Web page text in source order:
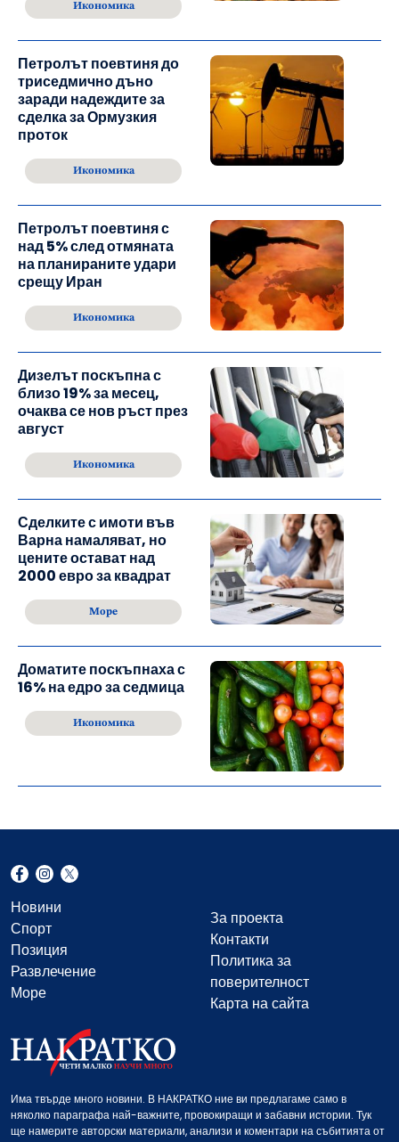
Икономика
Петролът поевтиня до
триседмично дъно
заради надеждите за
сделка за Ормузкия
проток
Икономика
Петролът поевтиня с
над 5% след отмяната
на планираните удари
срещу Иран
Икономика
Дизелът поскъпна с
близо 19% за месец,
очаква се нов ръст през
август
Икономика
Сделките с имоти във
Варна намаляват, но
цените остават над
2000 евро за квадрат
Море
Доматите поскъпнаха с
16% на едро за седмица
Икономика
Новини
Спорт
Позиция
Развлечение
Море
За проекта
Контакти
Политика за
поверителност
Карта на сайта
Има твърде много новини. В НАКРАТКО ние ви предлагаме само в
няколко параграфа най-важните, провокиращи и забавни истории. Тук
ще намерите авторски материали, анализи и коментари на събитията от